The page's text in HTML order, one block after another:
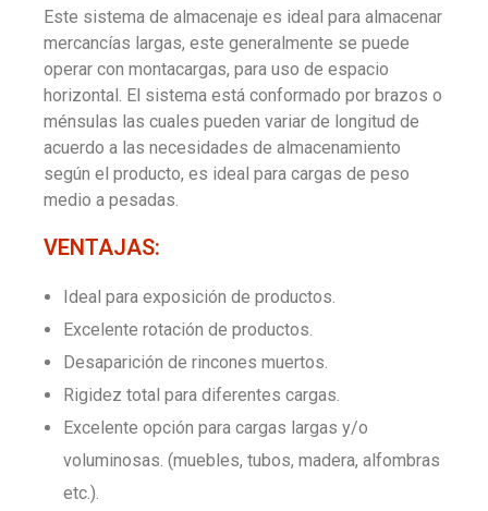
SERVICIOS
NOSOTROS
CONTACTO
Este sistema de almacenaje es ideal para almacenar
mercancías largas, este generalmente se puede
operar con montacargas, para uso de espacio
horizontal. El sistema está conformado por brazos o
ménsulas las cuales pueden variar de longitud de
acuerdo a las necesidades de almacenamiento
según el producto, es ideal para cargas de peso
medio a pesadas.
VENTAJAS:
Ideal para exposición de productos.
Excelente rotación de productos.
Desaparición de rincones muertos.
Rigidez total para diferentes cargas.
Excelente opción para cargas largas y/o
voluminosas. (muebles, tubos, madera, alfombras
etc.).